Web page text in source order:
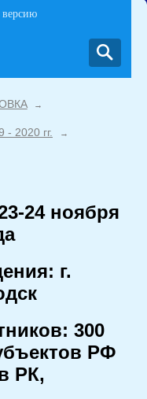
→
2020 гг. →
24 ноября
г.
300
РФ
РК,